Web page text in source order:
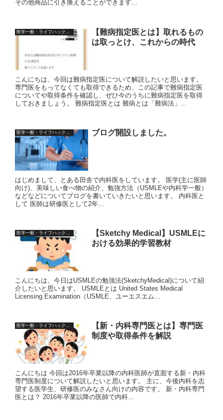
その他商品に引き換えることができます...
【難病指定医とは】取れるもの
は取っとけ、これからの時代
こんにちは、今回は難病指定医について解説したいと思います。
専門医をもってなくても取得できるため、この記事で難病指定医
についてや取得条件を確認し、ぜひ今のうちに難病指定医を取得
しておきましょう。 難病指定医とは 難病とは「難病法」...
ブログ開設しました。
はじめまして、とある田舎で内科医をしています。 医学(主に医師
向け)、美味しい食べ物の紹介、勉強方法（USMLEや内科学一般）
などなどについてブログを書いていきたいと思います。 内科医と
して 医師は研修医として2年...
医学一般・ライフハック情報
【Sketchy Medical】USMLEに
おける効果的学習教材
こんにちは、今日はUSMLEの勉強法(SketchyMedical)について紹
介したいと思います。 USMLEとは United States Medical
Licensing Examination（USMLE、ユーエスエム...
医学一般・ライフハック情報
【新・内科専門医とは】専門医
制度や取得条件を解説
こんにちは 今回は2016年卒業以降の内科医師が直面する新・内科
専門医制度について解説したいと思います。 主に、今後内科を志
望する医学生、研修医のみなさん向けの内容です。 新・内科専門
医とは？ 2016年卒業以降の医師で内科...